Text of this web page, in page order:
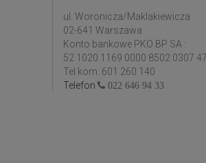
ul. Woronicza/Maklakiewicza
02-641 Warszawa
Konto bankowe PKO BP SA :
52 1020 1169 0000 8502 0307
Tel kom: 601 260 140
Telefon
022 646 94 33